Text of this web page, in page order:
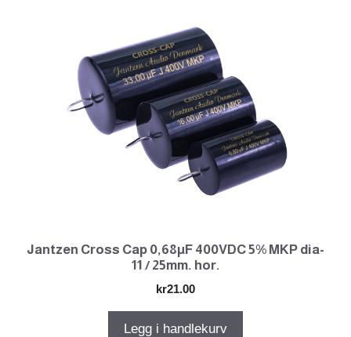
Jantzen Cross Cap 0,68µF 400VDC 5% MKP dia-
11 / 25mm. hor.
kr21.00
Legg i handlekurv